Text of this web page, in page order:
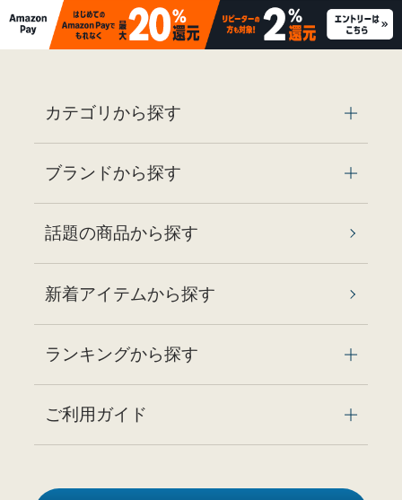
カテゴリから探す
ブランドから探す
話題の商品から探す
新着アイテムから探す
ランキングから探す
ご利用ガイド